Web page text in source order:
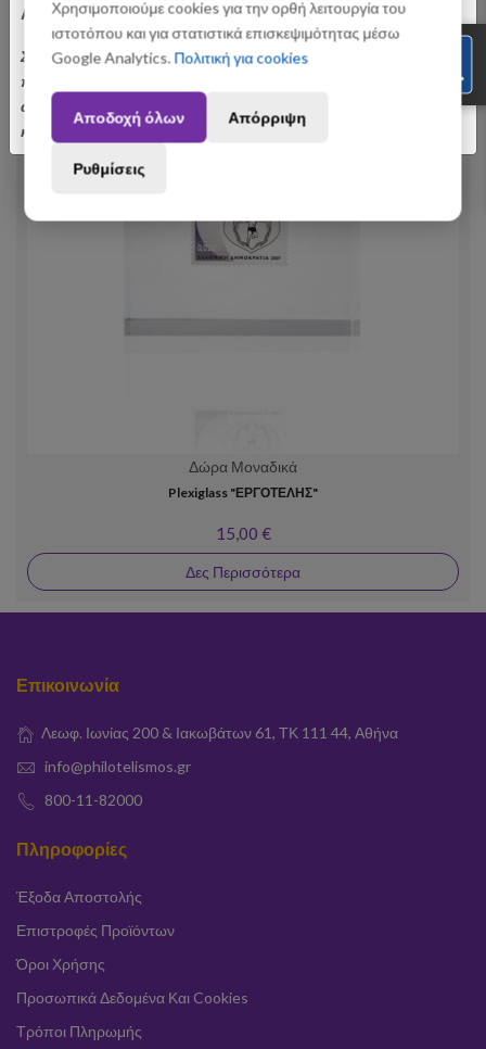
Αγαπητοί Πελάτες
Σας ενημερώνουμε ότι οι παραγγελίες που θα
πραγματοποιηθούν από 3 έως 31 Αυγούστου ενδέχεται να
αποσταλούν με σχετική καθυστέρηση. Ευχαριστούμε για την
κατανόηση.
Δώρα Μοναδικά
Plexiglass "ΕΡΓΟΤΕΛΗΣ"
15,00 €
Δες Περισσότερα
Επικοινωνία
Λεωφ. Ιωνίας 200 & Ιακωβάτων 61, ΤΚ 111 44, Αθήνα
info@philotelismos.gr
800-11-82000
Πληροφορίες
Έξοδα Αποστολής
Επιστροφές Προϊόντων
Όροι Χρήσης
Προσωπικά Δεδομένα Και Cookies
Τρόποι Πληρωμής
Χρησιμοποιούμε cookies για την ορθή λειτουργία του
ιστοτόπου και για στατιστικά επισκεψιμότητας μέσω
Google Analytics. Πολιτική για cookies
Αποδοχή όλων Απόρριψη
Ρυθμίσεις